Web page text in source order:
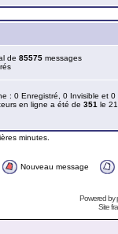
de 85575 messages
: 0 Enregistré, 0 Invisible et
en ligne a été de 351 le
minutes.
Nouveau message
Powered by
Site